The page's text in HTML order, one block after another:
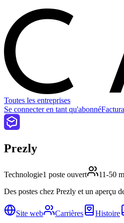
C
Toutes les entreprises
Se connecter en tant qu'abonné
Prezly
Technologie1 poste ouvert
11-50
Des postes chez Prezly et un aperçu
Site web Carrières Histoire